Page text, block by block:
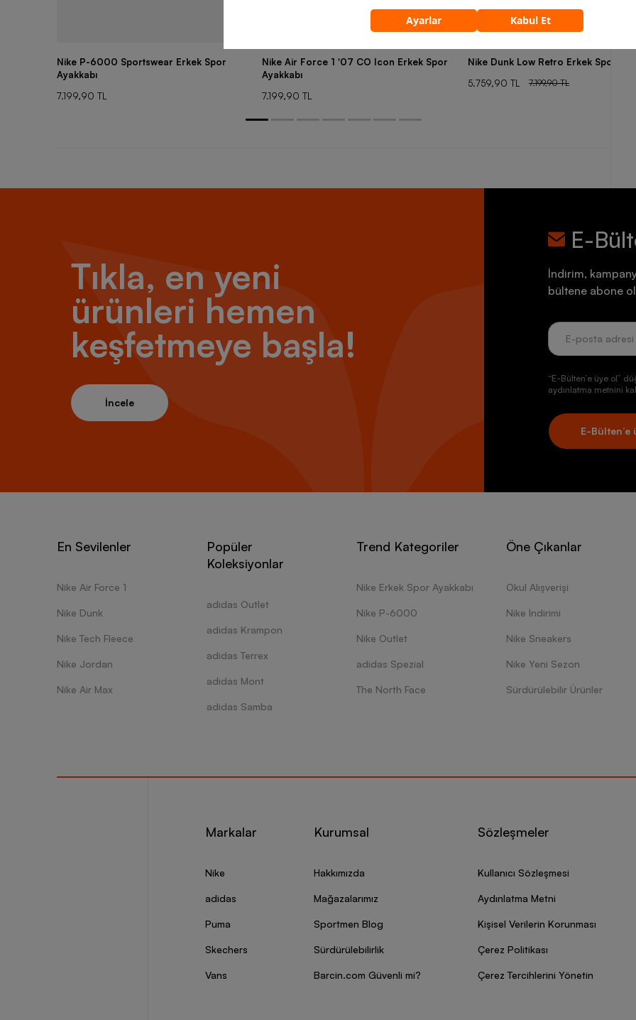
Nike P-6000 Sportswear Erkek Spor
Ayakkabı
7.199,90 TL
Nike Air Force 1 '07 CO Icon Erkek Spor
Ayakkabı
7.199,90 TL
Nike Dunk Low Retro Erkek Spor
5.759,90 TL
7.199,90 TL
Tıkla, en yeni
ürünleri hemen
keşfetmeye başla!
İncele
E-
İndirim,
bültene abone
“E-Bülten’e üye ol”
aydınlatma metnini
E-Bülten’e
En Sevilenler
Nike Air Force 1
Nike Dunk
Nike Tech Fleece
Nike Jordan
Nike Air Max
Popüler
Koleksiyonlar
adidas Outlet
adidas Krampon
adidas Terrex
adidas Mont
adidas Samba
Trend Kategoriler
Nike Erkek Spor Ayakkabı
Nike P-6000
Nike Outlet
adidas Spezial
The North Face
Öne Çıkanlar
Okul Alışverişi
Nike İndirimi
Nike Sneakers
Nike Yeni Sezon
Sürdürülebilir Ürünler
Markalar
Nike
adidas
Puma
Skechers
Vans
Kurumsal
Hakkımızda
Mağazalarımız
Sportmen Blog
Sürdürülebilirlik
Barcin.com Güvenli mi?
Sözleşmeler
Kullanıcı Sözleşmesi
Aydınlatma Metni
Kişisel Verilerin Korunması
Çerez Politikası
Çerez Tercihlerini Yönetin